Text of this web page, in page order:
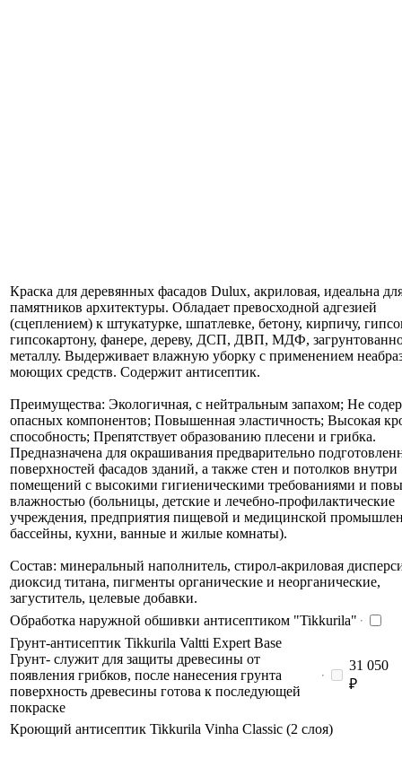
Краска для деревянных фасадов Dulux, акриловая, идеальна
памятников архитектуры. Обладает превосходной адгезией
(сцеплением) к штукатурке, шпатлевке, бетону, кирпичу,
гипсокартону, фанере, дереву, ДСП, ДВП, МДФ,
металлу. Выдерживает влажную уборку с применением
моющих средств. Содержит антисептик.
Преимущества: Экологичная, с нейтральным запахом; Не
опасных компонентов; Повышенная эластичность; Высокая
способность; Препятствует образованию плесени и грибка.
Предназначена для окрашивания предварительно
поверхностей фасадов зданий, а также стен и потолков внутри
помещений c высокими гигиеническими требованиями и
влажностью (больницы, детские и лечебно-профилактические
учреждения, предприятия пищевой и медицинской
бассейны, кухни, ванные и жилые комнаты).
Состав: минеральный наполнитель, стирол-акриловая
диоксид титана, пигменты органические и неорганические,
загуститель, целевые добавки.
Обработка наружной обшивки антисептиком "Tikkurila"
Грунт-антисептик Tikkurila Valtti Expert Base
Грунт- служит для защиты древесины от
появления грибков, после нанесения грунта
поверхность древесины готова к последующей
покраске
31 050
₽
Кроющий антисептик Tikkurila Vinha Classic (2 слоя)